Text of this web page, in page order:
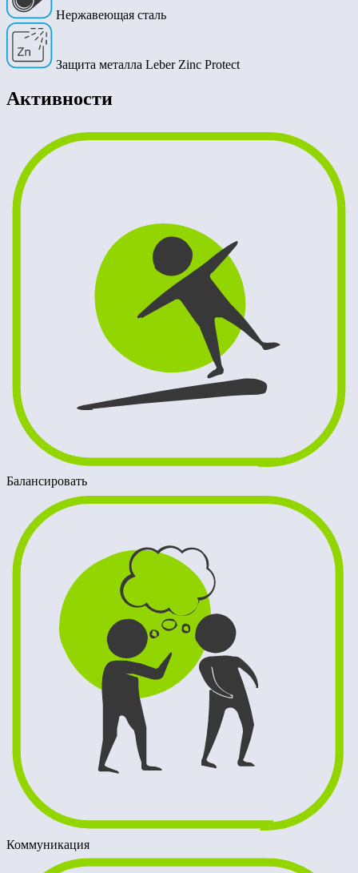
Нержавеющая сталь
Защита металла Leber Zinc Protect
Активности
Балансировать
Коммуникация